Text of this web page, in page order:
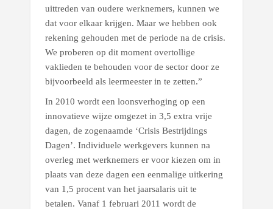
uittreden van oudere werknemers, kunnen we
dat voor elkaar krijgen. Maar we hebben ook
rekening gehouden met de periode na de crisis.
We proberen op dit moment overtollige
vaklieden te behouden voor de sector door ze
bijvoorbeeld als leermeester in te zetten.”
In 2010 wordt een loonsverhoging op een
innovatieve wijze omgezet in 3,5 extra vrije
dagen, de zogenaamde ‘Crisis Bestrijdings
Dagen’. Individuele werkgevers kunnen na
overleg met werknemers er voor kiezen om in
plaats van deze dagen een eenmalige uitkering
van 1,5 procent van het jaarsalaris uit te
betalen. Vanaf 1 februari 2011 wordt de